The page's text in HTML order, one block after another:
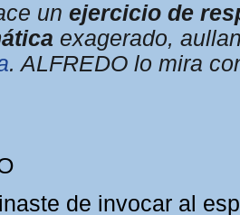
un ejercicio de
exagerado,
. ALFREDO lo mira
de invocar al